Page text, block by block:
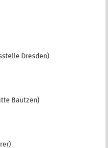
Dresden)
Bautzen)